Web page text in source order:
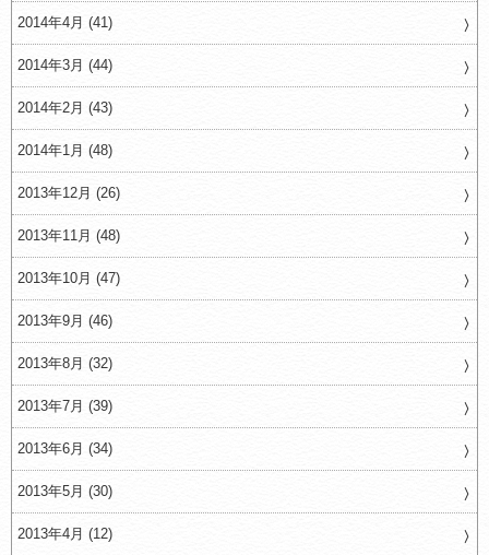
2014年4月 (41)
2014年3月 (44)
2014年2月 (43)
2014年1月 (48)
2013年12月 (26)
2013年11月 (48)
2013年10月 (47)
2013年9月 (46)
2013年8月 (32)
2013年7月 (39)
2013年6月 (34)
2013年5月 (30)
2013年4月 (12)